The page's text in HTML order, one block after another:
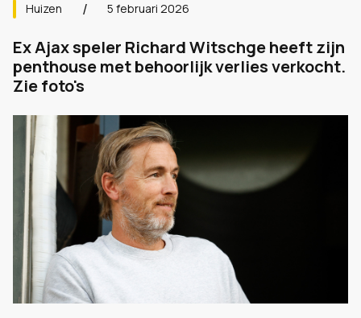
Huizen 5 februari 2026
Ex Ajax speler Richard Witschge heeft zijn
penthouse met behoorlijk verlies verkocht.
Zie foto's